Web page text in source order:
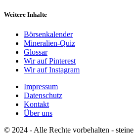
Weitere Inhalte
Börsenkalender
Mineralien-Quiz
Glossar
Wir auf Pinterest
Wir auf Instagram
Impressum
Datenschutz
Kontakt
Über uns
© 2024 - Alle Rechte vorbehalten -